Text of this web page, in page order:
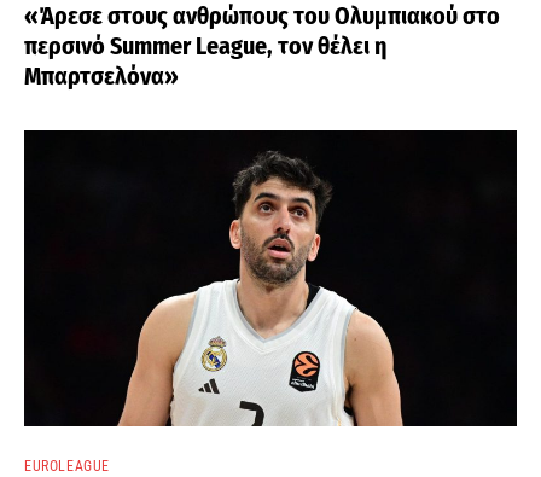
«Άρεσε στους ανθρώπους του Ολυμπιακού στο
περσινό Summer League, τον θέλει η
Μπαρτσελόνα»
EUROLEAGUE